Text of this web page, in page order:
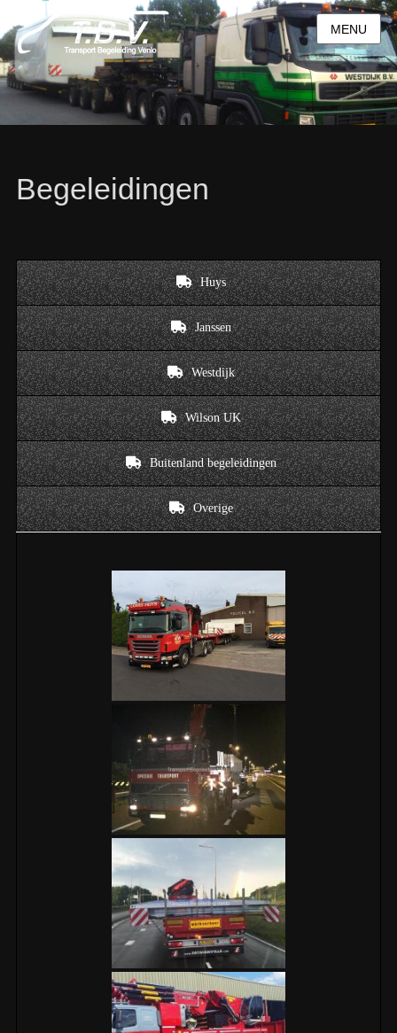
MENU
Begeleidingen
Huys
Janssen
Westdijk
Wilson UK
Buitenland begeleidingen
Overige